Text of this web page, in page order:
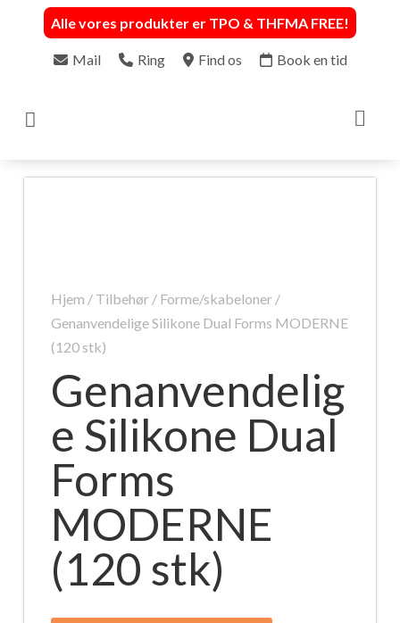
Alle vores produkter er TPO & THFMA FREE!
Mail Ring Find os Book en tid

Hjem / Tilbehør/ Forme/skabeloner/
Genanvendelige Silikone Dual Forms MODERNE
(120 stk)
Genanvendelig
e Silikone Dual
Forms
MODERNE
(120 stk)